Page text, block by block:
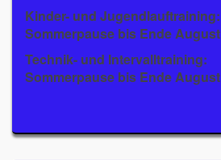
Kinder- und Jugendlauftraining:
Sommerpause bis Ende August
Technik- und Intervalltraining:
Sommerpause bis Ende August